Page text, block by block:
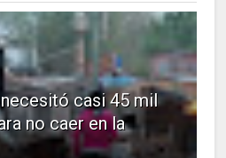
casi 45 mil
no caer en la